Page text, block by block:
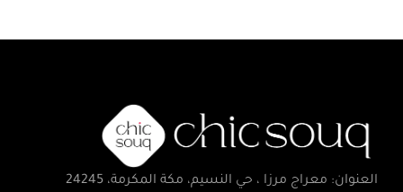
العنوان: معراج مرزا ، حي النسيم، مكة المكرمة، 24245